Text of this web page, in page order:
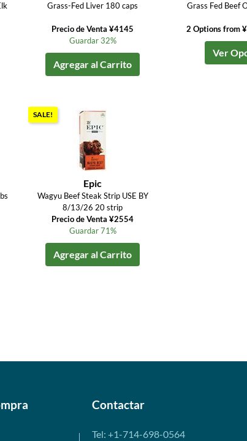
Grass-Fed Liver 180 caps
Precio de Venta ¥4145
Guardar 32%
Agregar al Carrito
Grass Fed Beef
2 Options from
Ver
SALE!
Epic
Wagyu Beef Steak Strip USE BY
8/13/26 20 strip
Precio de Venta ¥2554
Guardar 71%
Agregar al Carrito
Contactar
Tel: +1-714-698-0564